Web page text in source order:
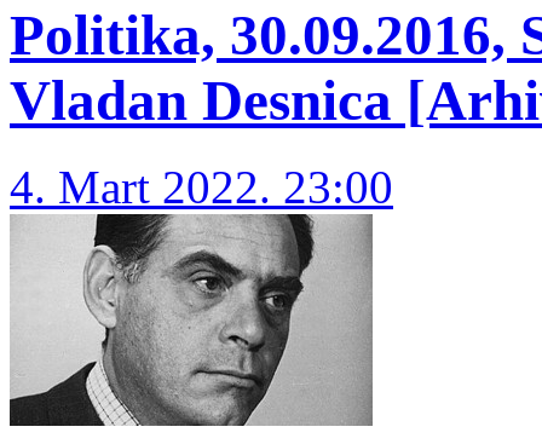
Politika, 30.09.2016,
Vladan Desnica
4. Mart 2022. 23:00